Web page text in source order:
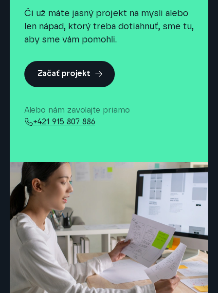
Či už máte jasný projekt na mysli alebo
len nápad, ktorý treba dotiahnuť, sme tu,
aby sme vám pomohli.
Začať projekt
Alebo nám zavolajte priamo
+421 915 807 886